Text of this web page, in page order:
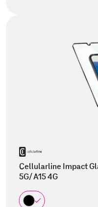
Cellularline Impact
5G/ A15 4G